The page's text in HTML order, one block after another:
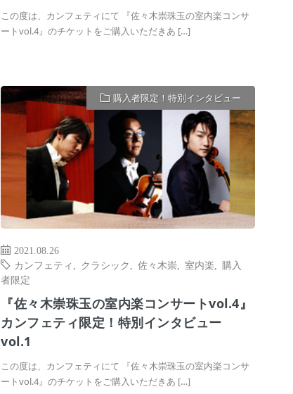
この度は、カンフェティにて 『佐々木崇珠玉の室内楽コンサ
ートvol.4』のチケットをご購入いただきあ […]
購入者限定！特別インタビュー
2021.08.26
カンフェティ
クラシック ,佐々木崇 ,室内楽 ,購入
者限定
『佐々木崇珠玉の室内楽コンサートvol.4』
カンフェティ限定！特別インタビュー
vol.1
この度は、カンフェティにて 『佐々木崇珠玉の室内楽コンサ
ートvol.4』のチケットをご購入いただきあ […]